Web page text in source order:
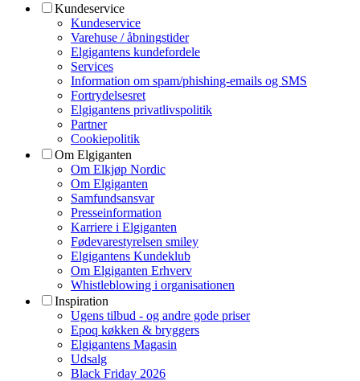
Kundeservice
Kundeservice
Varehuse / åbningstider
Elgigantens kundefordele
Services
Information om spam/phishing-emails og SMS
Fortrydelsesret
Elgigantens privatlivspolitik
Partner
Cookiepolitik
Om Elgiganten
Om Elkjøp Nordic
Om Elgiganten
Samfundsansvar
Presseinformation
Karriere i Elgiganten
Fødevarestyrelsen smiley
Elgigantens Kundeklub
Om Elgiganten Erhverv
Whistleblowing i organisationen
Inspiration
Ugens tilbud - og andre gode priser
Epoq køkken & bryggers
Elgigantens Magasin
Udsalg
Black Friday 2026